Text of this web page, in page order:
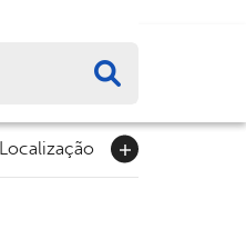
Localização